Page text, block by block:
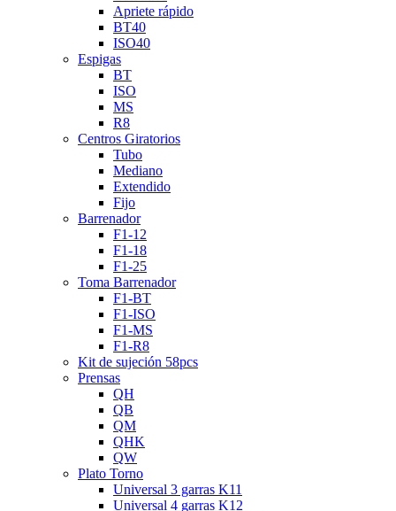
Apriete rápido
BT40
ISO40
Espigas
BT
ISO
MS
R8
Centros Giratorios
Tubo
Mediano
Extendido
Fijo
Barrenador
F1-12
F1-18
F1-25
Toma Barrenador
F1-BT
F1-ISO
F1-MS
F1-R8
Kit de sujeción 58pcs
Prensas
QH
QB
QM
QHK
QW
Plato Torno
Universal 3 garras K11
Universal 4 garras K12